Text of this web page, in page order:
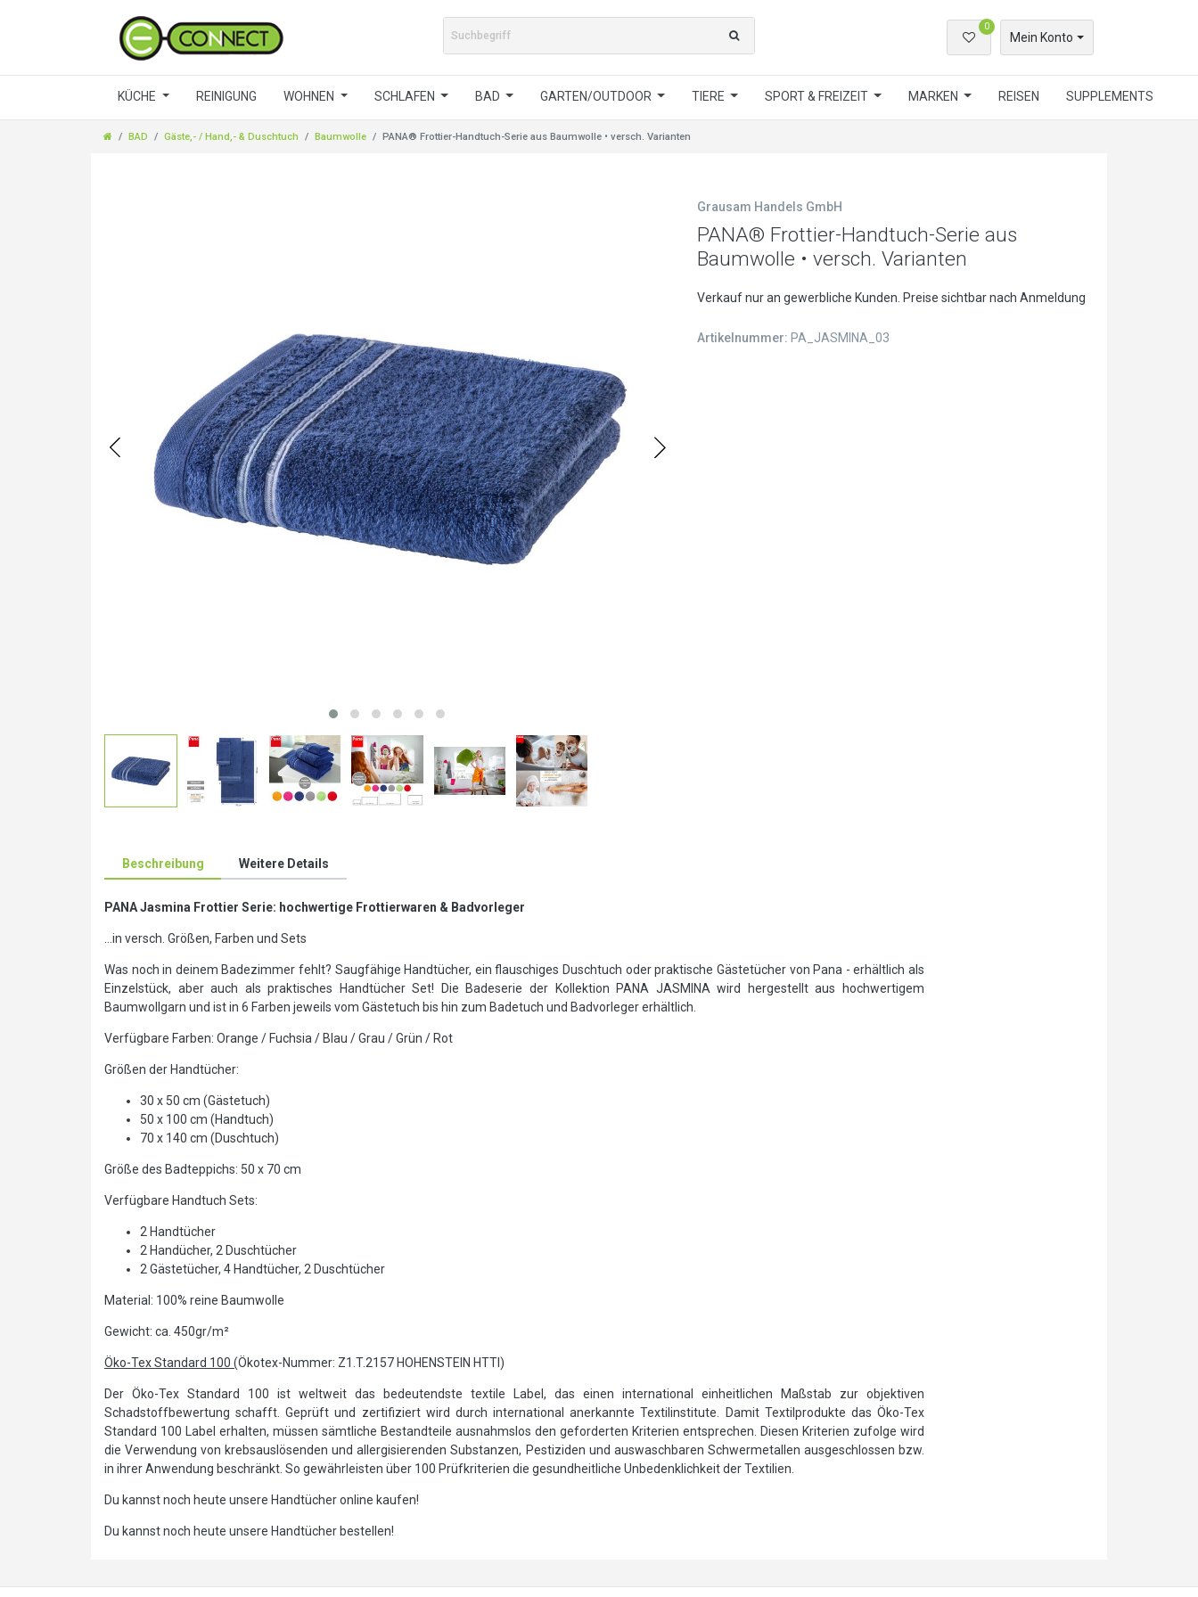
0
Mein Konto
KÜCHE REINIGUNG WOHNEN SCHLAFEN BAD GARTEN/OUTDOOR TIERE SPORT & FREIZEIT MARKEN REISEN SUPPLEMENTS
BAD Gäste,- / Hand,- & Duschtuch Baumwolle PANA® Frottier-Handtuch-Serie aus Baumwolle • versch. Varianten
Grausam Handels GmbH
PANA® Frottier-Handtuch-Serie aus
Baumwolle • versch. Varianten
Verkauf nur an gewerbliche Kunden. Preise sichtbar nach Anmeldung
Artikelnummer: PA_JASMINA_03
Beschreibung Weitere Details
PANA Jasmina Frottier Serie: hochwertige Frottierwaren & Badvorleger
...in versch. Größen, Farben und Sets
Was noch in deinem Badezimmer fehlt? Saugfähige Handtücher, ein flauschiges Duschtuch oder praktische Gästetücher von Pana - erhältlich als
Einzelstück, aber auch als praktisches Handtücher Set! Die Badeserie der Kollektion PANA JASMINA wird hergestellt aus hochwertigem
Baumwollgarn und ist in 6 Farben jeweils vom Gästetuch bis hin zum Badetuch und Badvorleger erhältlich.
Verfügbare Farben: Orange / Fuchsia / Blau / Grau / Grün / Rot
Größen der Handtücher:
30 x 50 cm (Gästetuch)
50 x 100 cm (Handtuch)
70 x 140 cm (Duschtuch)
Größe des Badteppichs: 50 x 70 cm
Verfügbare Handtuch Sets:
2 Handtücher
2 Handücher, 2 Duschtücher
2 Gästetücher, 4 Handtücher, 2 Duschtücher
Material: 100% reine Baumwolle
Gewicht: ca. 450gr/m²
Öko-Tex Standard 100 (Ökotex-Nummer: Z1.T.2157 HOHENSTEIN HTTI)
Der Öko-Tex Standard 100 ist weltweit das bedeutendste textile Label, das einen international einheitlichen Maßstab zur objektiven
Schadstoffbewertung schafft. Geprüft und zertifiziert wird durch international anerkannte Textilinstitute. Damit Textilprodukte das Öko-Tex
Standard 100 Label erhalten, müssen sämtliche Bestandteile ausnahmslos den geforderten Kriterien entsprechen. Diesen Kriterien zufolge wird
die Verwendung von krebsauslösenden und allergisierenden Substanzen, Pestiziden und auswaschbaren Schwermetallen ausgeschlossen bzw.
in ihrer Anwendung beschränkt. So gewährleisten über 100 Prüfkriterien die gesundheitliche Unbedenklichkeit der Textilien.
Du kannst noch heute unsere Handtücher online kaufen!
Du kannst noch heute unsere Handtücher bestellen!